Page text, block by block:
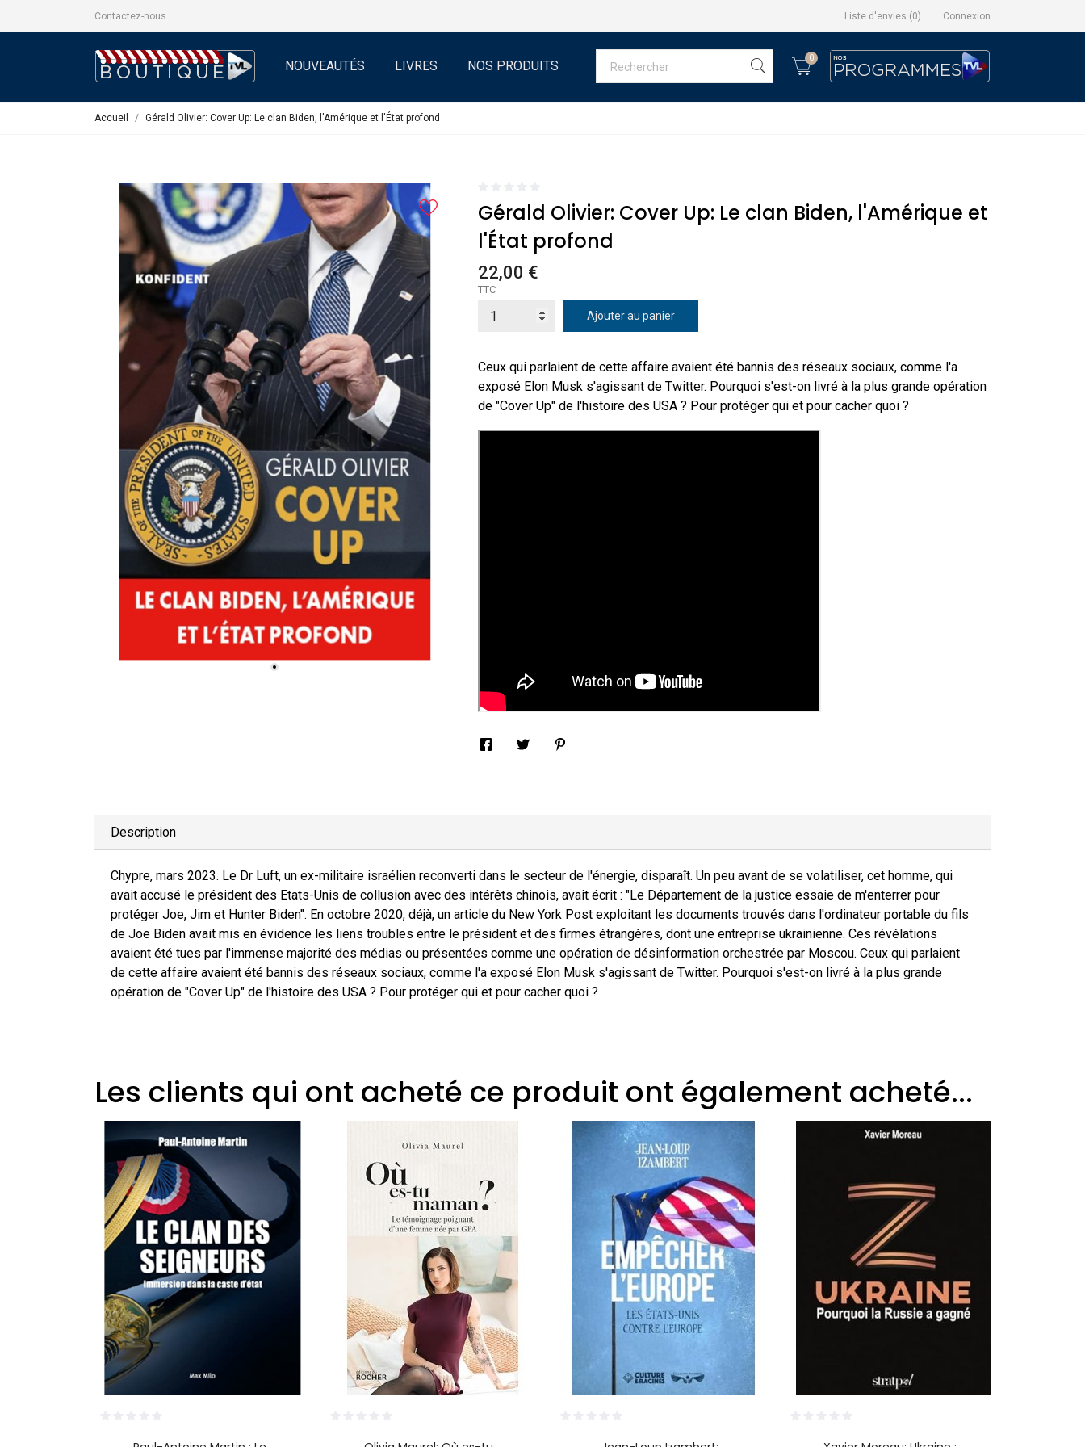
Contactez-nous Liste d'envies (0) Connexion
NOUVEAUTÉS LIVRES NOS PRODUITS 0
Accueil Gérald Olivier: Cover Up: Le clan Biden, l'Amérique et l'État profond
Gérald Olivier: Cover Up: Le clan Biden, l'Amérique et
l'État profond
22,00 €
TTC
Ajouter au panier
Ceux qui parlaient de cette affaire avaient été bannis des réseaux sociaux, comme l'a
exposé Elon Musk s'agissant de Twitter. Pourquoi s'est-on livré à la plus grande opération
de "Cover Up" de l'histoire des USA ? Pour protéger qui et pour cacher quoi ?
Description
Chypre, mars 2023. Le Dr Luft, un ex-militaire israélien reconverti dans le secteur de l'énergie, disparaît. Un peu avant de se volatiliser, cet homme, qui
avait accusé le président des Etats-Unis de collusion avec des intérêts chinois, avait écrit : "Le Département de la justice essaie de m'enterrer pour
protéger Joe, Jim et Hunter Biden". En octobre 2020, déjà, un article du New York Post exploitant les documents trouvés dans l'ordinateur portable du fils
de Joe Biden avait mis en évidence les liens troubles entre le président et des firmes étrangères, dont une entreprise ukrainienne. Ces révélations
avaient été tues par l'immense majorité des médias ou présentées comme une opération de désinformation orchestrée par Moscou. Ceux qui parlaient
de cette affaire avaient été bannis des réseaux sociaux, comme l'a exposé Elon Musk s'agissant de Twitter. Pourquoi s'est-on livré à la plus grande
opération de "Cover Up" de l'histoire des USA ? Pour protéger qui et pour cacher quoi ?
Les clients qui ont acheté ce produit ont également acheté...